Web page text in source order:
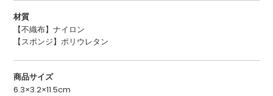
材質
【不織布】ナイロン
【スポンジ】ポリウレタン
商品サイズ
6.3×3.2×11.5cm